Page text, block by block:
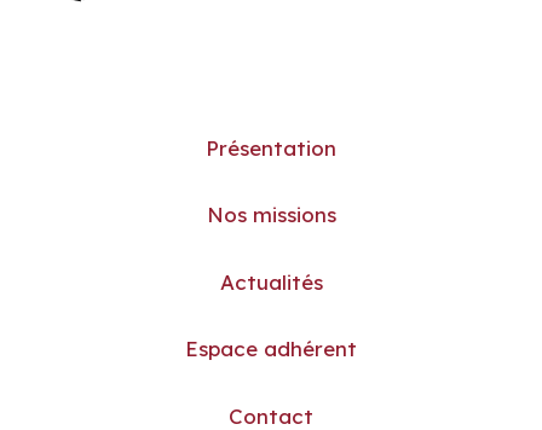
Présentation
Nos missions
Actualités
Espace adhérent
Contact